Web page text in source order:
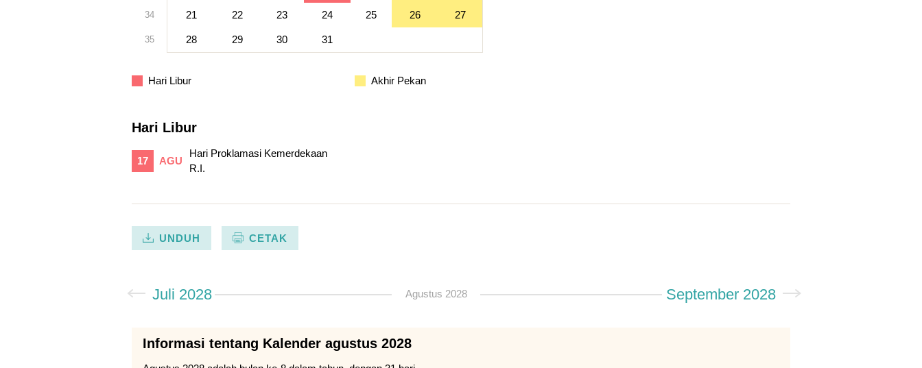
34 21 22 23 24 25 26 27
35 28 29 30 31
Hari Libur Akhir Pekan
Hari Libur
17 AGU
Hari Proklamasi Kemerdekaan
R.I.
UNDUH CETAK
Juli 2028 Agustus 2028 September 2028
Informasi tentang Kalender agustus 2028